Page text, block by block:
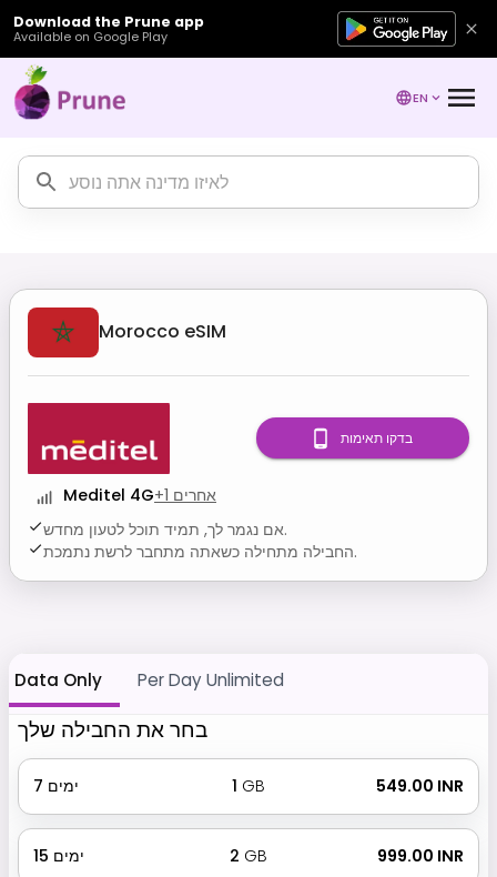
Download the Prune app
Available on Google Play
EN
Morocco eSIM
Meditel 4G+1 אחרים
אם נגמר לך, תמיד תוכל לטעון מחדש.
החבילה מתחילה כשאתה מתחבר לרשת נתמכת.
בדקו תאימות
Data Only Per Day Unlimited
בחר את החבילה שלך
7 ימים 1 GB ₹ 549.00 INR
15 ימים 2 GB ₹ 999.00 INR